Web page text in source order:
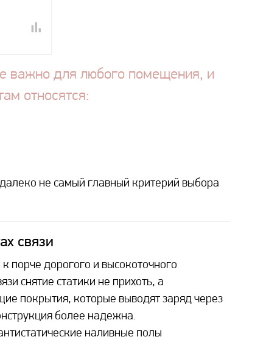
важно для любого помещения, и
относятся:
не самый главный критерий выбора
связи
порче дорогого и высокоточного
снятие статики не прихоть, а
покрытия, которые выводят заряд через
более надежна.
наливные полы